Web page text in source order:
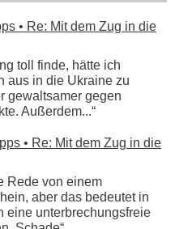
• Re: Mit dem Zug in die
toll finde, hätte ich
aus in die Ukraine zu
gewaltsamer gegen
Außerdem...“
• Re: Mit dem Zug in die
Rede von einem
aber das bedeutet in
eine unterbrechungsfreie